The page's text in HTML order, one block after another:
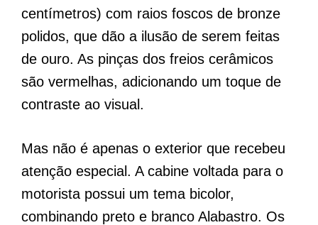
centímetros) com raios foscos de bronze
polidos, que dão a ilusão de serem feitas
de ouro. As pinças dos freios cerâmicos
são vermelhas, adicionando um toque de
contraste ao visual.
Mas não é apenas o exterior que recebeu
atenção especial. A cabine voltada para o
motorista possui um tema bicolor,
combinando preto e branco Alabastro. Os